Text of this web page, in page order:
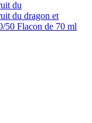
du
du dragon et
50 Flacon de 70 ml